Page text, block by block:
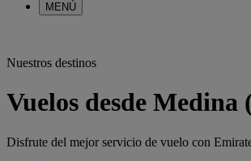
MENÚ
Nuestros destinos
Vuelos desde
Disfrute del mejor servicio de vuelo con